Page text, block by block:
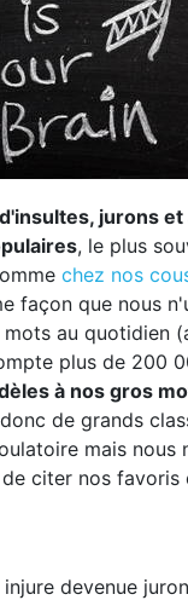
jurons
, le plus
chez nos
façon que nous
au quotidien
plus de 200
à nos gros
de grands
mais nous
citer nos favoris
devenue